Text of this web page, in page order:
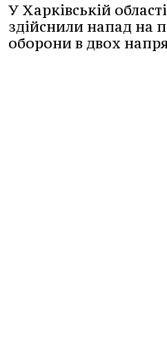
У Харківській
здійснили напад на
оборони в двох